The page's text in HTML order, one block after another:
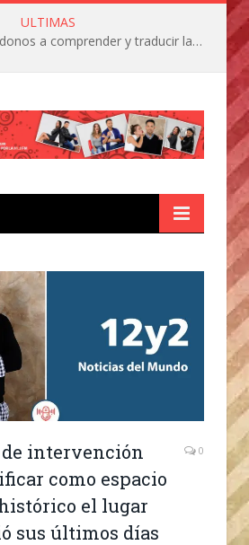
ULTIMAS
La IA está acercándonos a comprender y traducir las vocalizaciones y comportamientos de nuestras mascotas
de intervención
como espacio
el lugar
sus últimos días
0